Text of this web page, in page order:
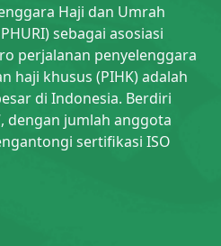
Haji dan Umrah
sebagai asosiasi
perjalanan penyelenggara
haji khusus (PIHK) adalah
di Indonesia. Berdiri
dengan jumlah anggota
sertifikasi ISO